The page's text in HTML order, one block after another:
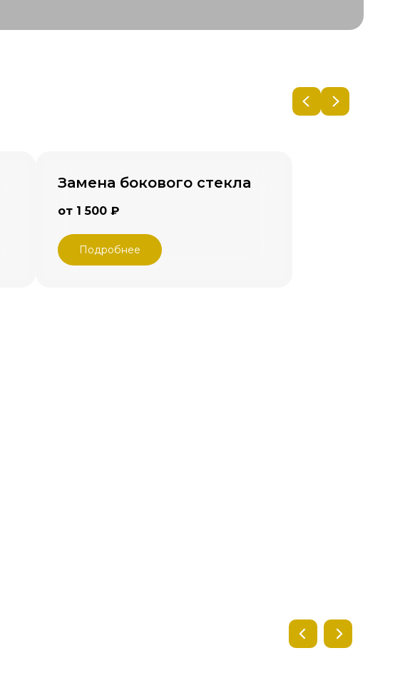
Замена бокового стекла
от 1 500 ₽
Подробнее